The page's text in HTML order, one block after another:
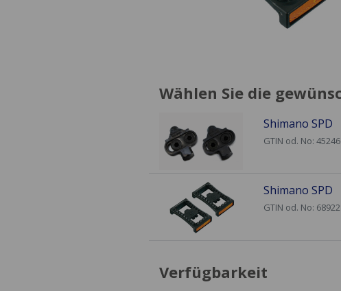
Wählen Sie die
Shimano SPD
GTIN od. No:
Shimano SPD
GTIN od. No:
Verfügbarkeit